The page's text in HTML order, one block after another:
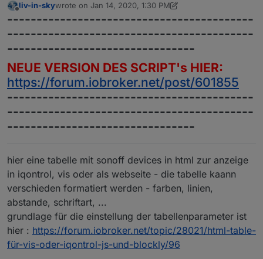
liv-in-skywrote on Jan 14, 2020, 1:30 PM
last edited by liv-in-sky Apr 19, 2023, 10:24 AM
------------------------------------------
------------------------------------------
--------------------------------
NEUE VERSION DES SCRIPT's HIER:
https://forum.iobroker.net/post/601855
------------------------------------------
------------------------------------------
--------------------------------
hier eine tabelle mit sonoff devices in html zur anzeige
in iqontrol, vis oder als webseite - die tabelle kaann
verschieden formatiert werden - farben, linien,
abstande, schriftart, ...
grundlage für die einstellung der tabellenparameter ist
hier : https://forum.iobroker.net/topic/28021/html-table-
für-vis-oder-iqontrol-js-und-blockly/96